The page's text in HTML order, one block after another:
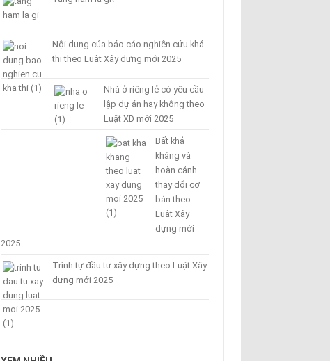
Nội dung của báo cáo nghiên cứu khả
thi theo Luật Xây dựng mới 2025
Nhà ở riêng lẻ có yêu cầu
lập dự án hay không theo
Luật XD mới 2025
Bất khả
kháng và
hoàn cảnh
thay đổi cơ
bản theo
Luật Xây
dựng mới
2025
Trình tự đầu tư xây dựng theo Luật Xây
dựng mới 2025